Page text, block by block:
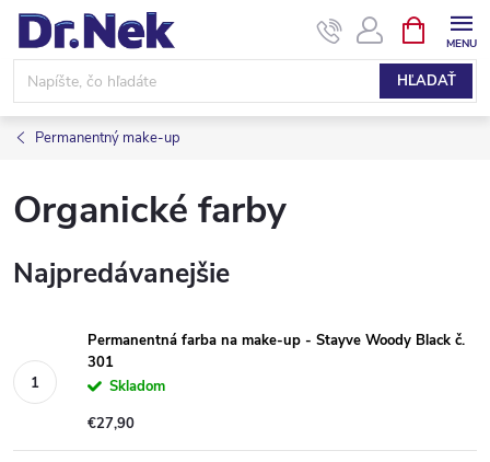
Prejsť
obsah
HĽADAŤ
KOŠÍK
Permanentný make-up
Organické farby
Najpredávanejšie
Permanentná farba na make-up - Stayve Woody Black č.
301
Skladom
€27,90